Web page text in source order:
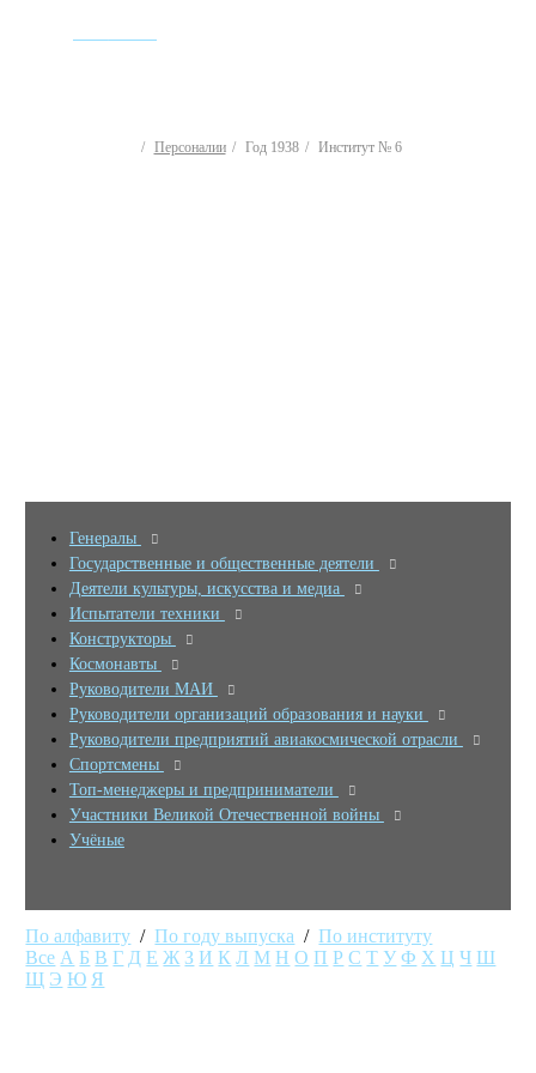
Персоналии Год 1938 Институт № 6
Генералы
Государственные и общественные деятели
Деятели культуры, искусства и медиа
Испытатели техники
Конструкторы
Космонавты
Руководители МАИ
Руководители организаций образования и науки
Руководители предприятий авиакосмической отрасли
Спортсмены
Топ-менеджеры и предприниматели
Участники Великой Отечественной войны
Учёные
По алфавиту /По году выпуска /По институту
Все А Б В Г Д Е Ж З И К Л М Н О П Р С Т У Ф Х Ц Ч Ш
Щ Э Ю Я